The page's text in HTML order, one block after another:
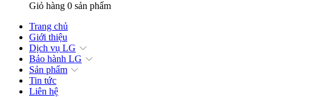
Giỏ hàng 0 sản phẩm
Trang chủ
Giới thiệu
Dịch vụ LG
Bảo hành LG
Sản phẩm
Tin tức
Liên hệ